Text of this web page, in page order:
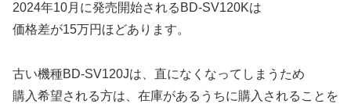
2024年10月に発売開始されるBD-SV120Kは
価格差が15万円ほどあります。
古い機種BD-SV120Jは、直になくなってしまうため
購入希望される方は、在庫があるうちに購入されることを